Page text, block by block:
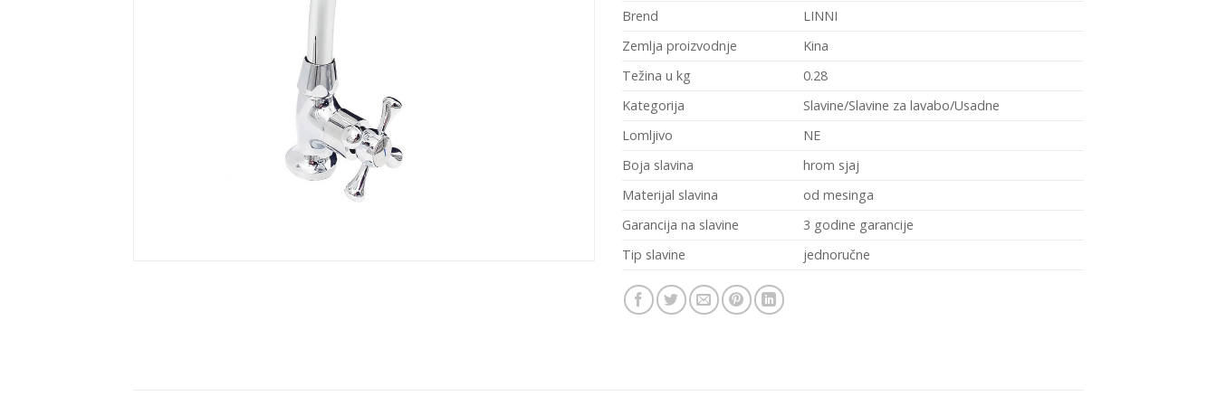
Brend
LINNI
Zemlja proizvodnje
Kina
Težina u kg
0.28
Kategorija
Slavine/Slavine za lavabo/Usadne
Lomljivo
NE
Boja slavina
hrom sjaj
Materijal slavina
od mesinga
Garancija na slavine
3 godine garancije
Tip slavine
jednoručne